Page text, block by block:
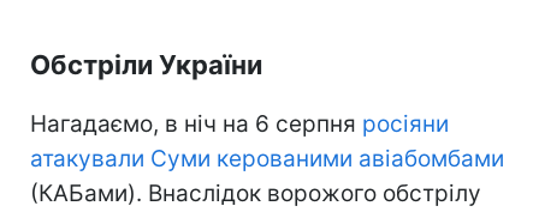
Обстріли України
Нагадаємо, в ніч на 6 серпня росіяни
атакували Суми керованими авіабомбами
(КАБами). Внаслідок ворожого обстрілу